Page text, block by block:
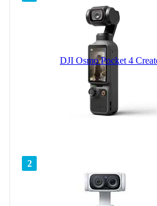
DJI Osmo Pocket 4
2